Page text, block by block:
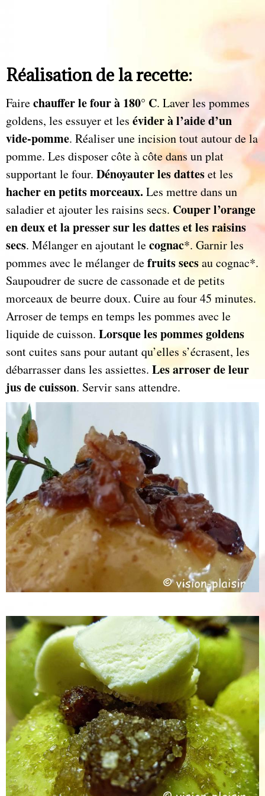
Réalisation de la recette:
Fairechauffer le four à 180° C. Laver les pommes
goldens, les essuyer et les évider à l’aide d’un
vide-pomme. Réaliser une incision tout autour de la
pomme. Les disposer côte à côte dans un plat
supportant le four. Dénoyauter les datteset les
hacher en petits morceaux. Les mettre dans un
saladier et ajouter les raisins secs. Couper l’orange
en deux et la presser sur les dattes et les raisins
secs. Mélanger en ajoutant lecognac*. Garnir les
pommes avec le mélanger defruits secsau cognac*.
Saupoudrer de sucre de cassonade et de petits
morceaux de beurre doux. Cuire au four 45 minutes.
Arroser de temps en temps les pommes avec le
liquide de cuisson. Lorsque les pommes goldens
sont cuites sans pour autant qu’elles s’écrasent, les
débarrasser dans les assiettes. Les arroser de leur
jus de cuisson. Servir sans attendre.